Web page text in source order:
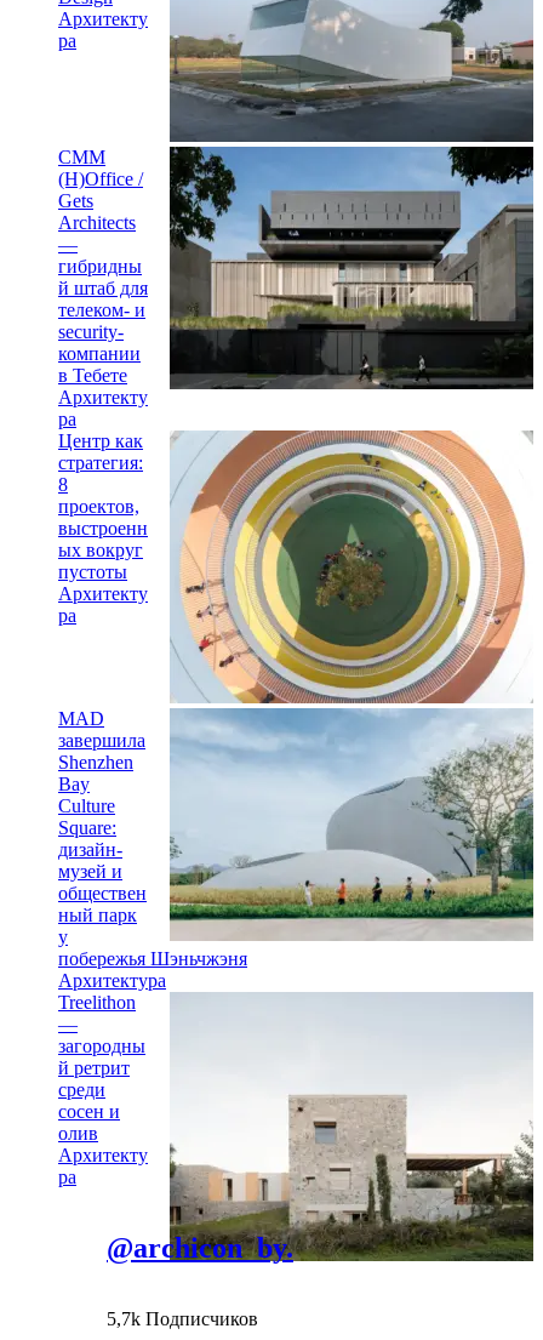
Архитекту
ра
CMM
(H)Office /
Gets
Architects
—
гибридны
й штаб для
телеком- и
security-
компании
в Тебете
Архитекту
ра
Центр как
стратегия:
8
проектов,
выстроенн
ых вокруг
пустоты
Архитекту
ра
MAD
завершила
Shenzhen
Bay
Culture
Square:
дизайн-
музей и
обществен
ный парк
у
побережья Шэньчжэня
Архитектура
Treelithon
—
загородны
й ретрит
среди
сосен и
олив
Архитекту
ра
@archicon_by.
5,7k Подписчиков